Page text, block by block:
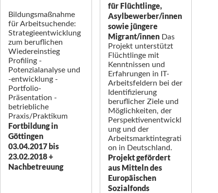
Bildungsmaßnahme
für Arbeitsuchende:
Strategieentwicklung
zum beruflichen
Wiedereinstieg
Profiling -
Potenzialanalyse und
-entwicklung -
Portfolio-
Präsentation -
betriebliche
Praxis/Praktikum
Fortbildung in
Göttingen
03.04.2017 bis
23.02.2018+
Nachbetreuung
für Flüchtlinge,
Asylbewerber/innen
sowie jüngere
Migrant/innen Das
Projekt unterstützt
Flüchtlinge mit
Kenntnissen und
Erfahrungen in IT-
Arbeitsfeldern bei der
Identifizierung
beruflicher Ziele und
Möglichkeiten, der
Perspektivenentwickl
ung und der
Arbeitsmarktintegrati
on in Deutschland.
Projekt gefördert
aus Mitteln des
Europäischen
Sozialfonds